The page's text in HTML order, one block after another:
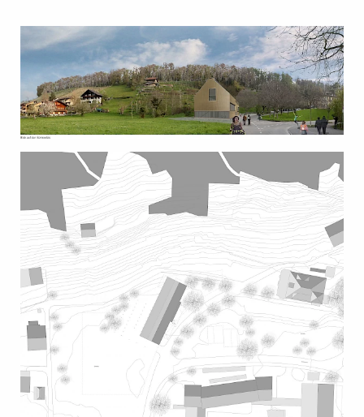
Projektwettbewerb:
2010
Veranstalterin:
Einwohnergemeinde Spiez
Geschossfläche GF SIA 416:
1’936 m2
Nutzfläche NF:
1’573 m2
Gebäudevolumen SIA 416:
7’610 m3
Verfasser:
Lorenz Frauchiger
Stefan Gysel
Simon Gysel
Fausterhaus – Ersatz
Am Fusse der Sunnefels Rebberge bildet das Fausterhaus
den Auftakt zum Gebäudeensemble der ehemaligen
Nervenklinik. Der Erhaltenswert begründet sich wesentlich
durch den Situationswert als Gebäude in der gestalterisch
klaren Unterordnung zum Hauptbau. Das gegebene
Raumprogramm erfordert mehr als das doppelte des